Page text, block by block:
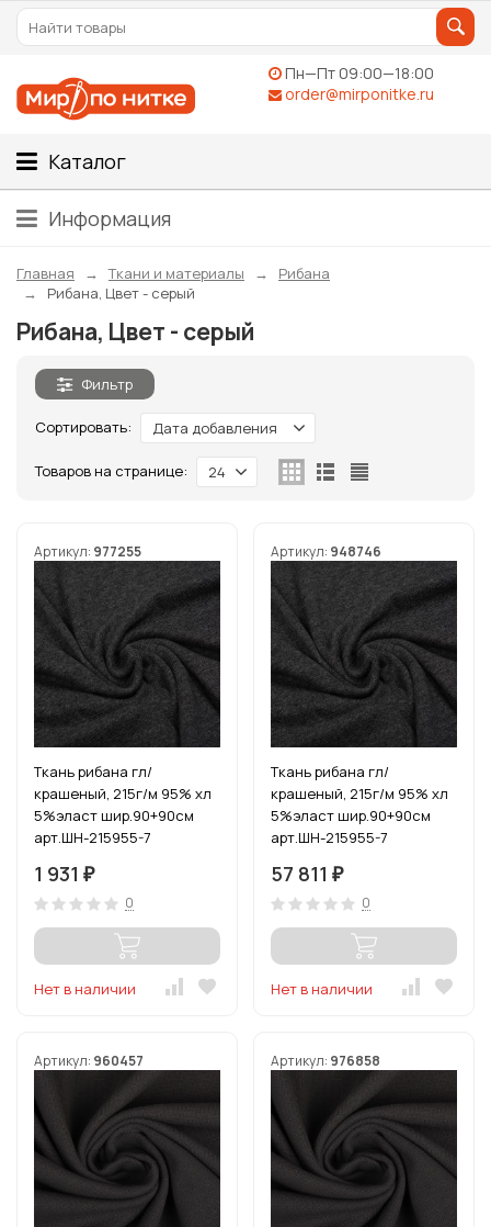
Пн—Пт 09:00—18:00
order@mirponitke.ru
Каталог
Информация
Главная Ткани и материалы
Рибана
Рибана, Цвет - серый
Рибана, Цвет - серый
Фильтр
Сортировать: Дата добавления
Товаров на странице: 24
Артикул: 977255
Ткань рибана гл/
крашеный, 215г/м 95% хл
5%эласт шир.90+90см
арт.ШН-215955-7
1 931 ₽
0
Нет в наличии
Артикул: 948746
Ткань рибана гл/
крашеный, 215г/м 95% хл
5%эласт шир.90+90см
арт.ШН-215955-7
57 811 ₽
0
Нет в наличии
Артикул: 960457 Артикул: 976858